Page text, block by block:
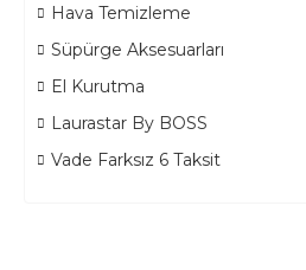
Hava Temizleme
Süpürge Aksesuarları
El Kurutma
Laurastar By BOSS
Vade Farksız 6 Taksit